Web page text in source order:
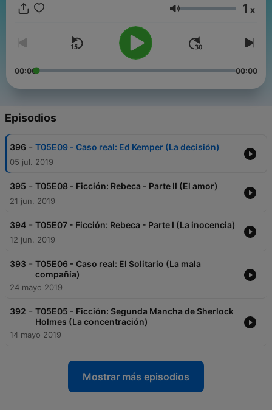
Volumen 1 x
00:00 00:00
Episodios
396 - T05E09 - Caso real: Ed Kemper (La decisión)
05 jul. 2019
395 - T05E08 - Ficción: Rebeca - Parte II (El amor)
21 jun. 2019
394 - T05E07 - Ficción: Rebeca - Parte I (La inocencia)
12 jun. 2019
393 - T05E06 - Caso real: El Solitario (La mala
compañía)
24 mayo 2019
392 - T05E05 - Ficción: Segunda Mancha de Sherlock
Holmes (La concentración)
14 mayo 2019
Mostrar más episodios